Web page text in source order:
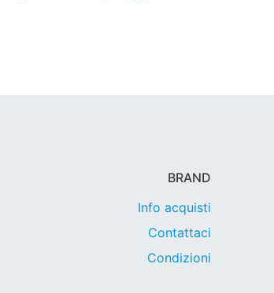
BRAND
Info acquisti
Contattaci
Condizioni